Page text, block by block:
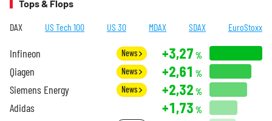
Tops & Flops
DAX US Tech 100 US 30 MDAX SDAX EuroStoxx
Infineon News +3,27 %
Qiagen News +2,61 %
Siemens Energy News +2,32 %
Adidas +1,73 %